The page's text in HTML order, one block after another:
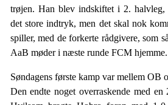
trøjen. Han blev indskiftet i 2. halvleg,
det store indtryk, men det skal nok
spiller, med de forkerte rådgivere, som
AaB møder i næste runde FCM hjemme.
Søndagens første kamp var mellem OB
Den endte noget overraskende med